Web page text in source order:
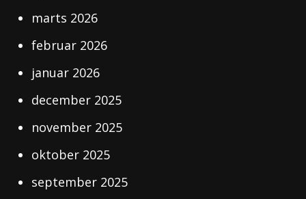
marts 2026
februar 2026
januar 2026
december 2025
november 2025
oktober 2025
september 2025